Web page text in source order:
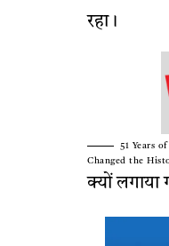
रहा।
51 Years
Changed the
क्यों लगाया